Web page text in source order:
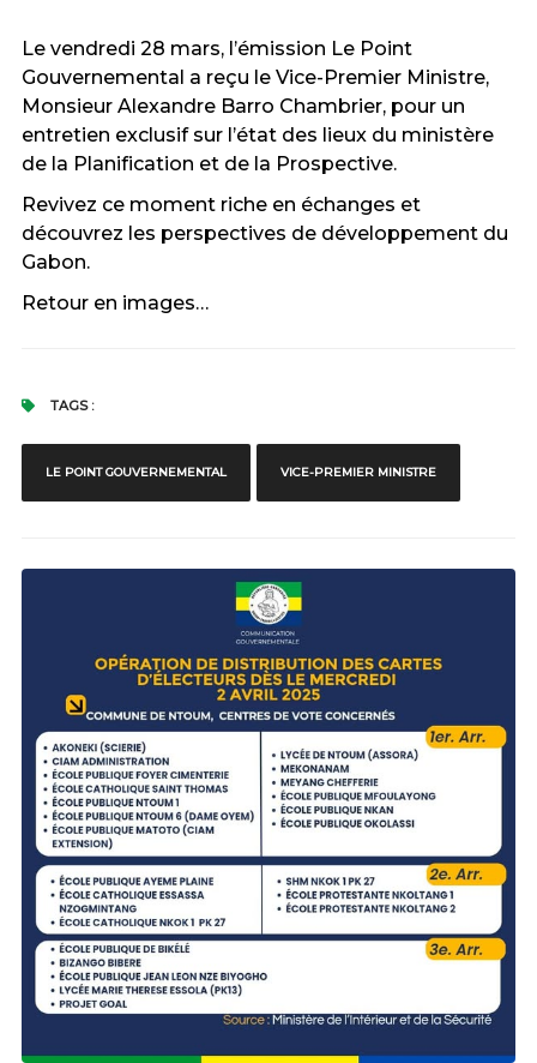
Le vendredi 28 mars, l’émission Le Point
Gouvernemental a reçu le Vice-Premier Ministre,
Monsieur Alexandre Barro Chambrier, pour un
entretien exclusif sur l’état des lieux du ministère
de la Planification et de la Prospective.
Revivez ce moment riche en échanges et
découvrez les perspectives de développement du
Gabon.
Retour en images…
TAGS :
LE POINT GOUVERNEMENTAL VICE-PREMIER MINISTRE